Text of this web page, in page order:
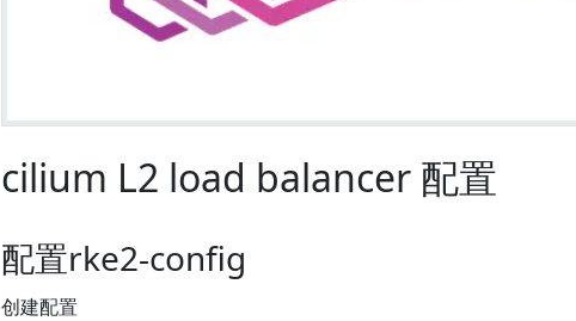
cilium L2 load balancer 配置
配置rke2-config
创建配置